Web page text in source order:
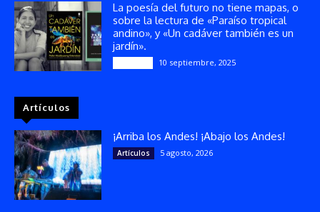
La poesía del futuro no tiene mapas, o
sobre la lectura de «Paraíso tropical
andino», y «Un cadáver también es un
jardín».
10 septiembre, 2025
Artículos
¡Arriba los Andes! ¡Abajo los Andes!
Artículos 5 agosto, 2026